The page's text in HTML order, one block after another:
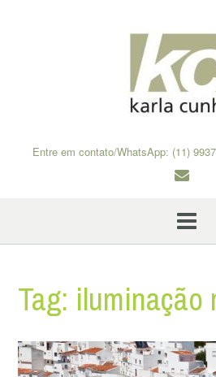
Entre em contato/WhatsApp: (11)
Tag: iluminação